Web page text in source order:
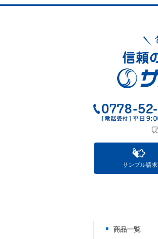
サンプル請求
商品一覧